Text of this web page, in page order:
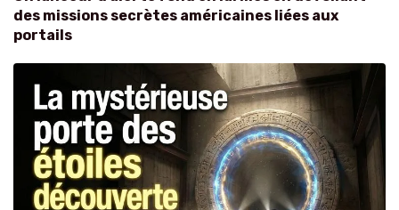
des missions secrètes américaines liées aux
portails